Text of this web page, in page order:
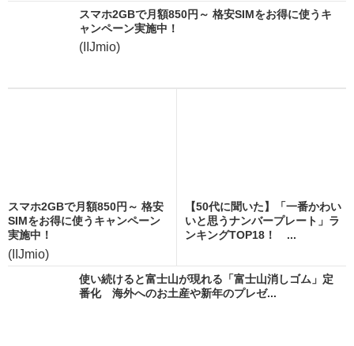
スマホ2GBで月額850円～ 格安SIMをお得に使うキ
ャンペーン実施中！
(IIJmio)
スマホ2GBで月額850円～ 格安
SIMをお得に使うキャンペーン
実施中！
(IIJmio)
【50代に聞いた】「一番かわい
いと思うナンバープレート」ラ
ンキングTOP18！ ...
使い続けると富士山が現れる「富士山消しゴム」定
番化 海外へのお土産や新年のプレゼ...